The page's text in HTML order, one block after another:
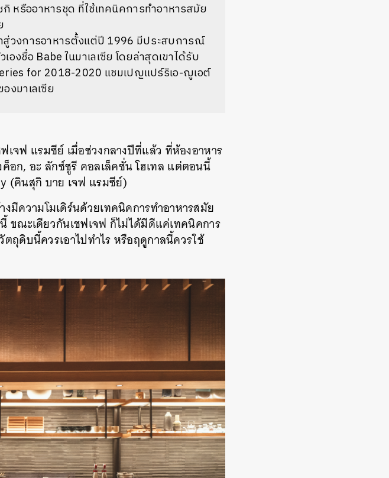
หรืออาหารชุด ที่ใช้เทคนิคการทำอาหารสมัย
สู่วงการอาหารตั้งแต่ปี 1996 มีประสบการณ์
งชื่อ Babe ในมาเลเซีย โดยล่าสุดเขาได้รับ
for 2018-2020 แชมเปญแปร์ริเอ-ฌูเอต์
มาเลเซีย
เจฟ แรมซีย์ เมื่อช่วงกลางปีที่แล้ว ที่ห้องอาหาร
อก, อะ ลักซ์ชูรี คอลเล็คชั่น โฮเทล แต่ตอนนี้
(คินสุกิ บาย เจฟ แรมซีย์)
มีความโมเดิร์นด้วยเทคนิคการทำอาหารสมัย
ขณะเดียวกันเชฟเจฟ ก็ไม่ได้มีดีแค่เทคนิคการ
ถุดิบนี้ควรเอาไปทำไร หรือฤดูกาลนี้ควรใช้